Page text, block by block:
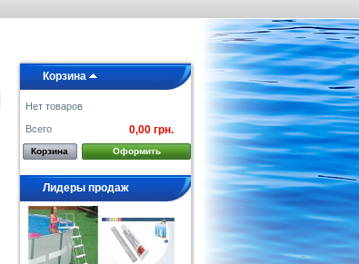
Корзина
Нет товаров
Всего 0,00 грн.
Корзина Оформить
Лидеры продаж